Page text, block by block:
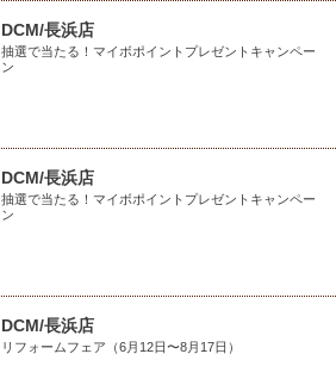
DCM/長浜店
抽選で当たる！マイボポイントプレゼントキャンペー
ン
DCM/長浜店
抽選で当たる！マイボポイントプレゼントキャンペー
ン
DCM/長浜店
リフォームフェア（6月12日〜8月17日）